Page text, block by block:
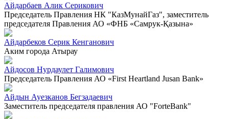
Айдарбаев Алик Серикович
Председатель Правления НК "КазМунайГаз", заместитель
председателя Правления АО «ФНБ «Самрук-Қазына»
Айдарбеков Серик Кенганович
Аким города Атырау
Айдосов Нурдаулет Галимович
Председатель Правления АО «First Heartland Jusan Bank»
Айдын Ауезканов Бегзадаевич
Заместитель председателя правления АО "ForteBank"